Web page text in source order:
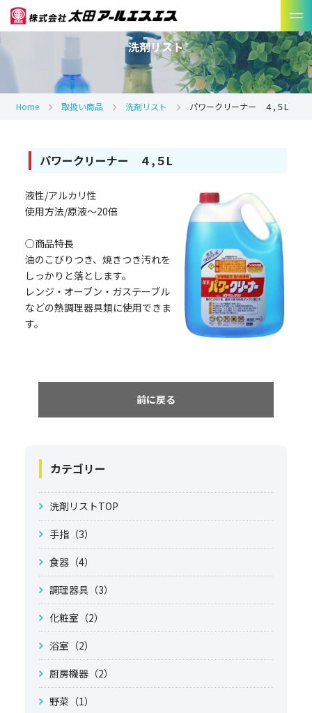
洗剤リスト
Home 取扱い商品 洗剤リスト パワークリーナー ４,５L
パワークリーナー ４,５L
液性/アルカリ性
使用方法/原液～20倍
○商品特長
油のこびりつき、焼きつき汚れを
しっかりと落とします。
レンジ・オーブン・ガステーブル
などの熱調理器具類に使用できま
す。
前に戻る
カテゴリー
洗剤リストTOP
手指（3）
食器（4）
調理器具（3）
化粧室（2）
浴室（2）
厨房機器（2）
野菜（1）